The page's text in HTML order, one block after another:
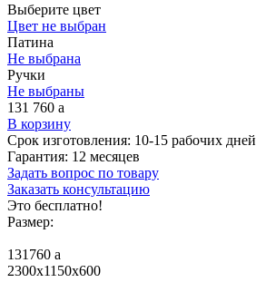
Выберите цвет
Цвет не выбран
Патина
Не выбрана
Ручки
Не выбраны
131 760 a
В корзину
Срок изготовления: 10-15 рабочих дней
Гарантия: 12 месяцев
Задать вопрос по товару
Заказать консультацию
Это бесплатно!
Размер:
131760 a
2300x1150x600